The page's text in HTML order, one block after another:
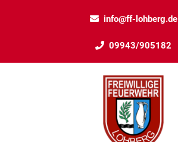
info@ff-lohberg.de
09943/905182